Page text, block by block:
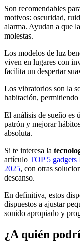
Son recomendables
motivos: oscuridad,
alarma. Ayudan a que
molestas.
Los modelos de luz
viven en lugares con
facilita un despertar
Los vibratorios son la
habitación, permitiendo
El análisis de sueño es
patrón y mejorar
absoluta.
Si te interesa la
artículo TOP 5
2025, con otras
descanso.
En definitiva, estos
dispuestos a ajustar
sonido apropiado y
¿A quién